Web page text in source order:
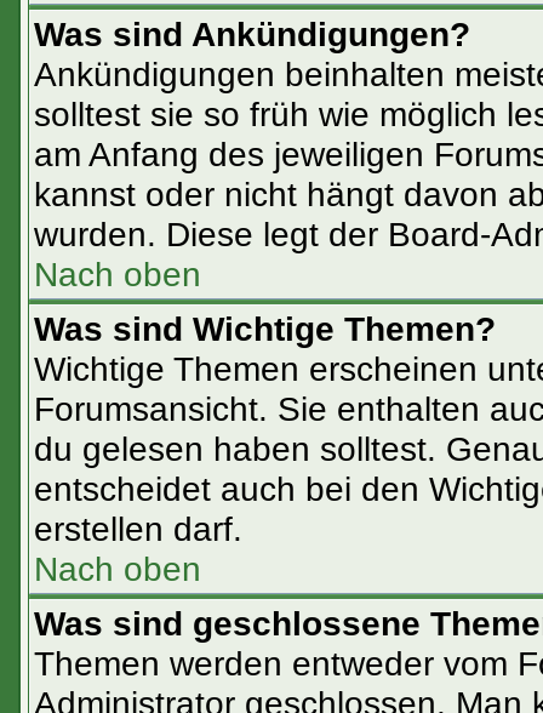
Was sind Ankündigungen?
Ankündigungen beinhalten
solltest sie so früh wie möglich
am Anfang des jeweiligen
kannst oder nicht hängt davon
wurden. Diese legt der Board-
Nach oben
Was sind Wichtige Themen?
Wichtige Themen erscheinen
Forumsansicht. Sie enthalten
du gelesen haben solltest.
entscheidet auch bei den
erstellen darf.
Nach oben
Was sind geschlossene
Themen werden entweder vom
Administrator geschlossen.